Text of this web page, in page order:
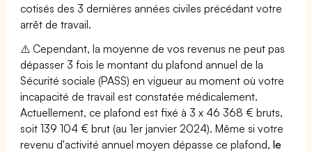
cotisés des 3 dernières années civiles précédant votre
arrêt de travail.
⚠️ Cependant, la moyenne de vos revenus ne peut pas
dépasser 3 fois le montant du plafond annuel de la
Sécurité sociale (PASS) en vigueur au moment où votre
incapacité de travail est constatée médicalement.
Actuellement, ce plafond est fixé à 3 x 46 368 € bruts,
soit 139 104 € brut (au 1er janvier 2024). Même si votre
revenu d'activité annuel moyen dépasse ce plafond,le